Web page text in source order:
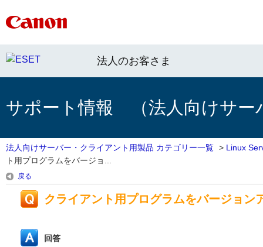
法人のお客さま
サポート情報 （法人向けサー
法人向けサーバー・クライアント用製品 カテゴリー一覧 > Linux
ト用プログラムをバージョ...
戻る
クライアント用プログラムをバージョン
回答